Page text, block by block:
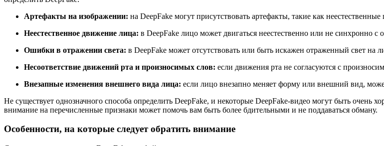
Артефакты на изображении: на DeepFake могут присутствовать артефакты, такие как
Неестественное движение лица: в DeepFake лицо может двигаться неестественно или не синхронно с
Ошибки в отражении света: в DeepFake может отсутствовать или быть искажен отраженный свет на
Несоответствие движений рта и произносимых слов: если движения рта не согласуются с
Внезапные изменения внешнего вида лица: если лицо внезапно меняет форму или внешний вид,
Не существует однозначного способа определить DeepFake, и некоторые DeepFake-видео могут быть очень
внимание на перечисленные признаки может помочь вам быть более бдительными и не поддаваться обману.
Особенности, на которые следует обратить внимание